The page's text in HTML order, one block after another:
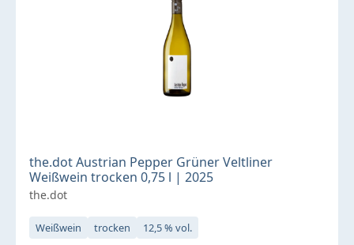
the.dot Austrian Pepper Grüner Veltliner
Weißwein trocken 0,75 l | 2025
the.dot
Weißwein trocken 12,5 % vol.